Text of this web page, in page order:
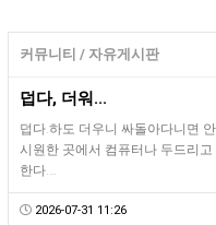
커뮤니티 / 자유게시판
덥다, 더워...
덥다.하도 더우니 싸돌아다니면
시원한 곳에서 컴퓨터나 두드리고
한다.…
2026-07-31 11:26